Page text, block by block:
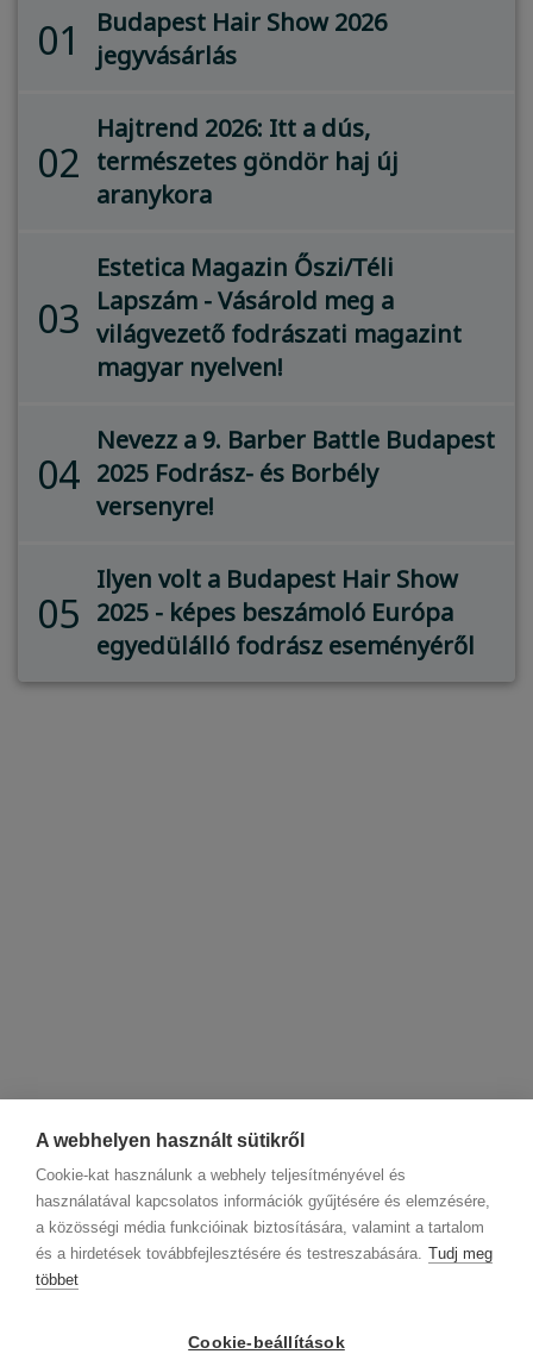
A webhelyen használt sütikről
Cookie-kat használunk a webhely teljesítményével és
használatával kapcsolatos információk gyűjtésére és elemzésére,
a közösségi média funkcióinak biztosítására, valamint a tartalom
és a hirdetések továbbfejlesztésére és testreszabására. Tudj meg
többet
Cookie-beállítások
01
Budapest Hair Show 2026
jegyvásárlás
02
Hajtrend 2026: Itt a dús,
természetes göndör haj új
aranykora
03
Estetica Magazin Őszi/Téli
Lapszám - Vásárold meg a
világvezető fodrászati magazint
magyar nyelven!
04
Nevezz a 9. Barber Battle Budapest
2025 Fodrász- és Borbély
versenyre!
05
Ilyen volt a Budapest Hair Show
2025 - képes beszámoló Európa
egyedülálló fodrász eseményéről